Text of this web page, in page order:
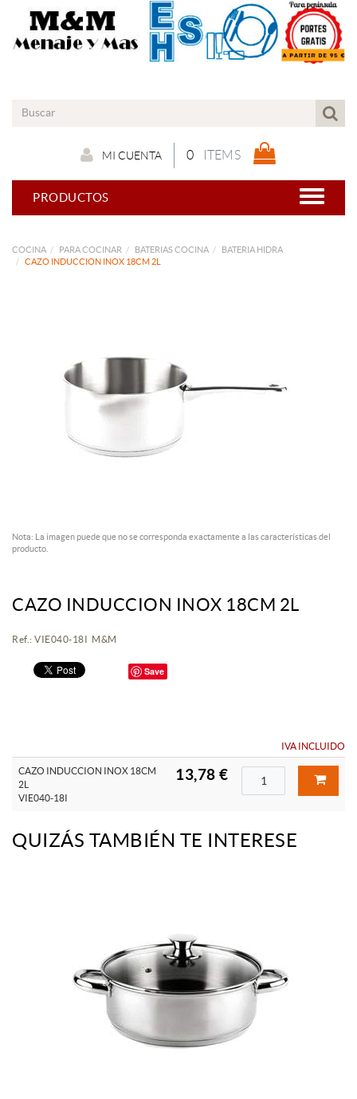
0 ITEMS
MI CUENTA
PRODUCTOS
COCINA PARA COCINAR BATERIAS COCINA
BATERIA HIDRA
CAZO INDUCCION INOX 18CM 2L
Nota: La imagen puede que no se corresponda exactamente a las características del
producto.
CAZO INDUCCION INOX 18CM 2L
Ref.: VIE040-18I M&M
Save
IVA INCLUIDO
CAZO INDUCCION INOX 18CM
2L
VIE040-18I
13,78 €
QUIZÁS TAMBIÉN TE INTERESE